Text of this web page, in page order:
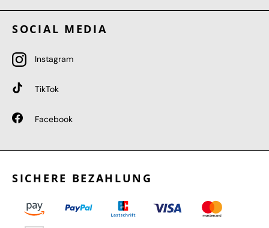
SOCIAL MEDIA
Instagram
TikTok
Facebook
SICHERE BEZAHLUNG